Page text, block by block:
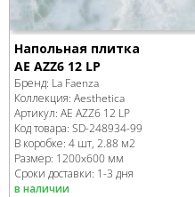
Напольная плитка
AE AZZ6 12 LP
Бренд: La Faenza
Коллекция: Aesthetica
Артикул: AE AZZ6 12 LP
Код товара: SD-248934-99
В коробке: 4 шт, 2.88 м2
Размер: 1200x600 мм
Сроки доставки: 1-3 дня
в наличии